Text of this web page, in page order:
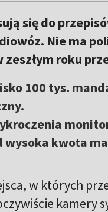
się do
Nie ma
roku
100 tys.
wysoka kwota
w których
kamery